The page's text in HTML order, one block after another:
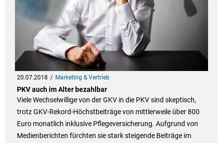
20.07.2018 Marketing & Vertrieb
PKV auch im Alter bezahlbar
Viele Wechselwillige von der GKV in die PKV sind skeptisch,
trotz GKV-Rekord-Höchstbeiträge von mittlerweile über 800
Euro monatlich inklusive Pflegeversicherung. Aufgrund von
Medienberichten fürchten sie stark steigende Beiträge im